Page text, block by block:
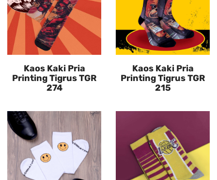
Kaos Kaki Pria
Printing Tigrus TGR
274
Kaos Kaki Pria
Printing Tigrus TGR
215